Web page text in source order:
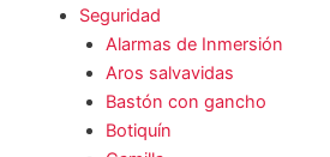
Seguridad
Alarmas de Inmersión
Aros salvavidas
Bastón con gancho
Botiquín